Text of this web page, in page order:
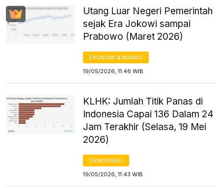
Utang Luar Negeri Pemerintah
sejak Era Jokowi sampai
Prabowo (Maret 2026)
EKONOMI & MAKRO
19/05/2026, 11:46 WIB
KLHK: Jumlah Titik Panas di
Indonesia Capai 136 Dalam 24
Jam Terakhir (Selasa, 19 Mei
2026)
DEMOGRAFI
19/05/2026, 11:43 WIB